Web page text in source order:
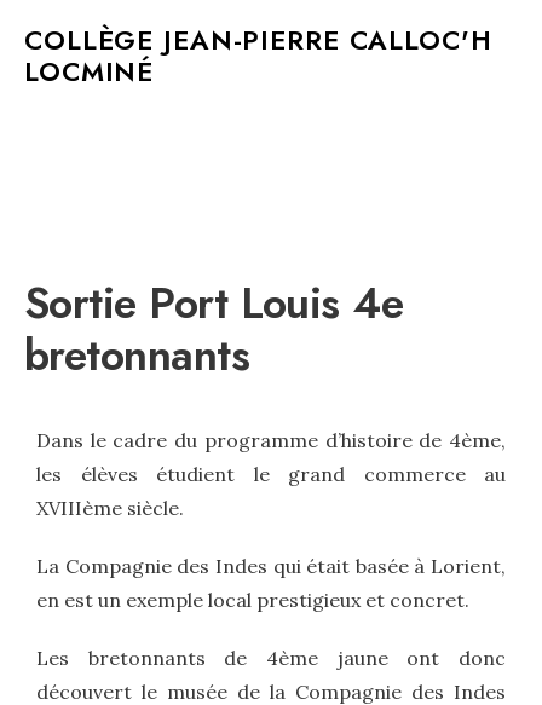
COLLÈGE JEAN-PIERRE CALLOC'H
LOCMINÉ
Sortie Port Louis 4e
bretonnants
Dans le cadre du programme d’histoire de 4ème,
les élèves étudient le grand commerce au
XVIIIème siècle.
La Compagnie des Indes qui était basée à Lorient,
en est un exemple local prestigieux et concret.
Les bretonnants de 4ème jaune ont donc
découvert le musée de la Compagnie des Indes